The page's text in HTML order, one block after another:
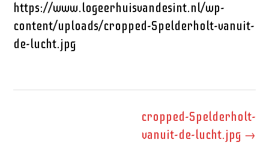
https://www.logeerhuisvandesint.nl/wp-
content/uploads/cropped-Spelderholt-vanuit-
de-lucht.jpg
cropped-Spelderholt-
vanuit-de-lucht.jpg →